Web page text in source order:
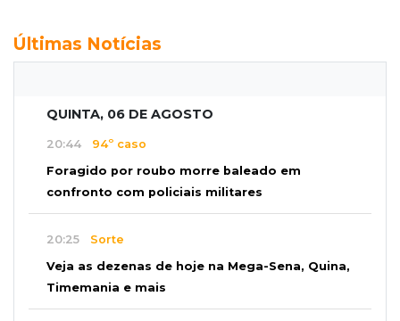
Últimas Notícias
QUINTA, 06 DE AGOSTO
20:44 94º caso
Foragido por roubo morre baleado em
confronto com policiais militares
20:25 Sorte
Veja as dezenas de hoje na Mega-Sena, Quina,
Timemania e mais